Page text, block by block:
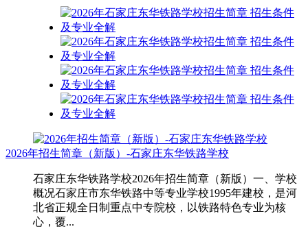
2026年招生简章（新版）-石家庄东华铁路学校
石家庄东华铁路学校2026年招生简章（新版）一、学校
概况石家庄市东华铁路中等专业学校1995年建校，是河
北省正规全日制重点中专院校，以铁路特色专业为核
心，覆...